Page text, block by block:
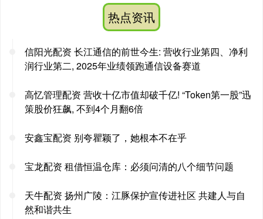
热点资讯
信阳光配资 长江通信的前世今生: 营收行业第四、净利
润行业第二, 2025年业绩领跑通信设备赛道
高忆管理配资 营收十亿市值却破千亿! “Token第一股”迅
策股价狂飙, 不到4个月翻6倍
安鑫宝配资 别夸瞿颖了，她根本不在乎
宝龙配资 租借恒温仓库：必须问清的八个细节问题
天牛配资 扬州广陵：江豚保护宣传进社区 共建人与自
然和谐共生